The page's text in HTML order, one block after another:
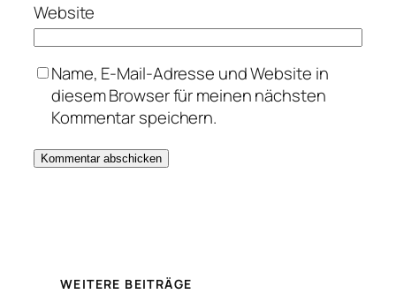
Website
Name, E-Mail-Adresse und Website in
diesem Browser für meinen nächsten
Kommentar speichern.
WEITERE BEITRÄGE